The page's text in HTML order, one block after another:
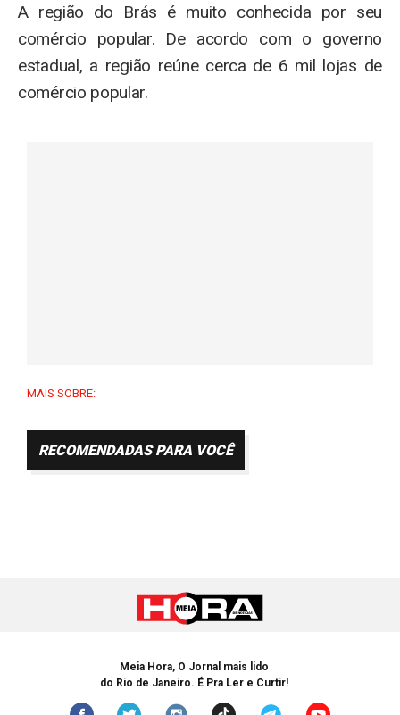
A região do Brás é muito conhecida por seu
comércio popular. De acordo com o governo
estadual, a região reúne cerca de 6 mil lojas de
comércio popular.
MAIS SOBRE:
RECOMENDADAS PARA VOCÊ
Meia Hora, O Jornal mais lido
do Rio de Janeiro. É Pra Ler e Curtir!